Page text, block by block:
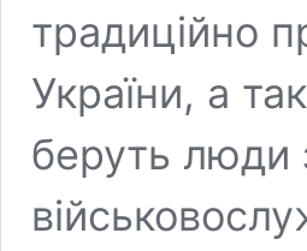
традиційно
України, а
беруть люди